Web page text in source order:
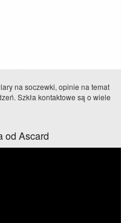
na soczewki, opinie na temat
Szkła kontaktowe są o wiele
od Ascard